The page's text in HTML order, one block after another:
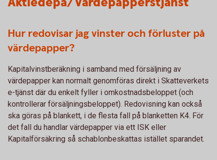
Hur redovisar jag vinster och förluster på
värdepapper?
Kapitalvinstberäkning i samband med försäljning av
värdepapper kan normalt genomföras direkt i Skatteverkets
e-tjänst där du enkelt fyller i omkostnadsbeloppet (och
kontrollerar försäljningsbeloppet). Redovisning kan också
ska göras på blankett, i de flesta fall på blanketten K4. För
det fall du handlar värdepapper via ett ISK eller
Kapitalförsäkring så schablonbeskattas istället sparandet.